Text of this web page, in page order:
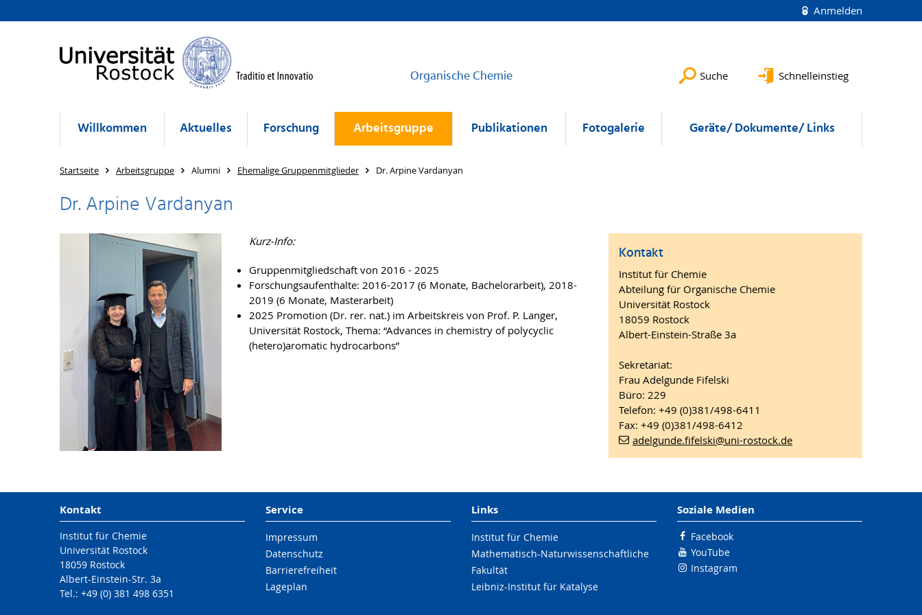
Anmelden
Organische Chemie Suche Schnelleinstieg
Willkommen Aktuelles Forschung Arbeitsgruppe Publikationen Fotogalerie Geräte/ Dokumente/ Links
Startseite Arbeitsgruppe Alumni Ehemalige Gruppenmitglieder Dr. Arpine Vardanyan
Dr. Arpine Vardanyan
Kurz-Info:
Gruppenmitgliedschaft von 2016 - 2025
Forschungsaufenthalte: 2016-2017 (6 Monate, Bachelorarbeit), 2018-
2019 (6 Monate, Masterarbeit)
2025 Promotion (Dr. rer. nat.) im Arbeitskreis von Prof. P. Langer,
Universität Rostock, Thema: “Advances in chemistry of polycyclic
(hetero)aromatic hydrocarbons”
Kontakt
Institut für Chemie
Abteilung für Organische Chemie
Universität Rostock
18059 Rostock
Albert-Einstein-Straße 3a
Sekretariat:
Frau Adelgunde Fifelski
Büro: 229
Telefon: +49 (0)381/498-6411
Fax: +49 (0)381/498-6412
adelgunde.fifelski@uni-rostock.de
Kontakt
Institut für Chemie
Universität Rostock
18059 Rostock
Albert-Einstein-Str. 3a
Tel.: +49 (0) 381 498 6351
Service
Impressum
Datenschutz
Barrierefreiheit
Lageplan
Links
Institut für Chemie
Mathematisch-Naturwissenschaftliche
Fakultät
Leibniz-Institut für Katalyse
Soziale Medien
Facebook
YouTube
Instagram